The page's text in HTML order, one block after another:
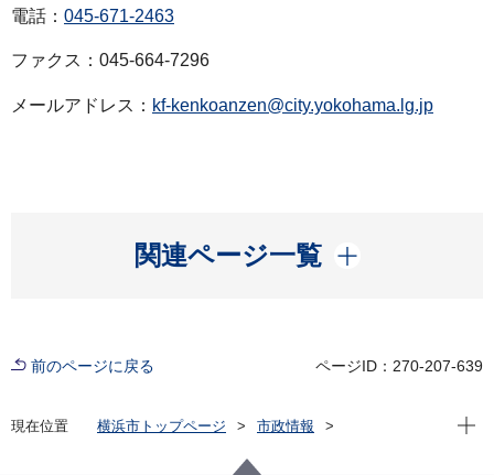
電話： 045-671-2463
ファクス：045-664-7296
メールアドレス： kf-kenkoanzen@city.yokohama.lg.jp
関連ページ一覧
開く
前のページに戻る ページID：270-207-639
現在位置 横浜市トップページ
市政情報
現在